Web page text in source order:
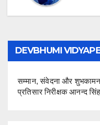
DEVBHUMI
सम्मान, संवेदना और
प्रतिसार निरीक्षक आनन्द